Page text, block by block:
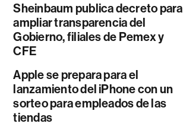
Sheinbaum publica decreto para
ampliar transparencia del
Gobierno, filiales de Pemex y
CFE
Apple se prepara para el
lanzamiento del iPhone con un
sorteo para empleados de las
tiendas